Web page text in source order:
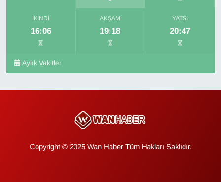
İKINDI
16:06
AKŞAM
19:18
YATSI
20:47
Aylık Vakitler
Copyright © 2025 Wan Haber Tüm Hakları Saklıdır.